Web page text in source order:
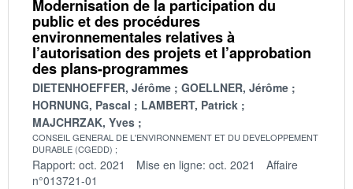
Modernisation de la participation du
public et des procédures
environnementales relatives à
l’autorisation des projets et l’approbation
des plans-programmes
DIETENHOEFFER, Jérôme
GOELLNER, Jérôme
HORNUNG, Pascal
LAMBERT, Patrick
MAJCHRZAK, Yves
CONSEIL GENERAL DE L'ENVIRONNEMENT ET DU DEVELOPPEMENT
DURABLE (CGEDD)
Rapport: oct. 2021 Mise en ligne: oct. 2021
Affaire
n°013721-01